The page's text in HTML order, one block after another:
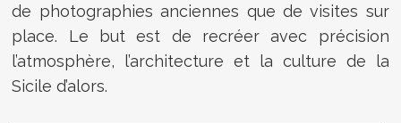
de photographies anciennes que de visites sur
place. Le but est de recréer avec précision
l’atmosphère, l’architecture et la culture de la
Sicile d’alors.